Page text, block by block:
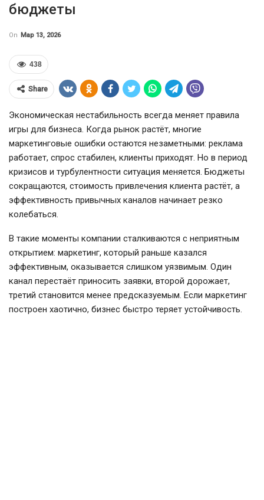
бюджеты
On Мар 13, 2026
438
Share
Экономическая нестабильность всегда меняет правила
игры для бизнеса. Когда рынок растёт, многие
маркетинговые ошибки остаются незаметными: реклама
работает, спрос стабилен, клиенты приходят. Но в период
кризисов и турбулентности ситуация меняется. Бюджеты
сокращаются, стоимость привлечения клиента растёт, а
эффективность привычных каналов начинает резко
колебаться.
В такие моменты компании сталкиваются с неприятным
открытием: маркетинг, который раньше казался
эффективным, оказывается слишком уязвимым. Один
канал перестаёт приносить заявки, второй дорожает,
третий становится менее предсказуемым. Если маркетинг
построен хаотично, бизнес быстро теряет устойчивость.